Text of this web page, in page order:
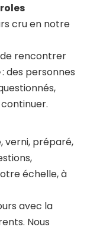
cru en notre
de rencontrer
: des personnes
verni, préparé,
échelle, à
avec la
Nous